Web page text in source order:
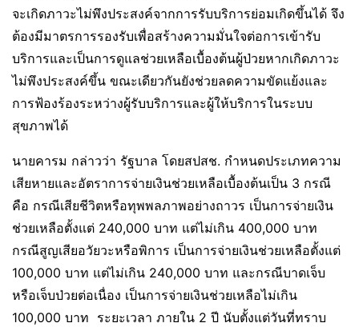
จะเกิดภาวะไม่พึงประสงค์จากการรับบริการย่อมเกิดขึ้นได้ จึง
ต้องมีมาตรการรองรับเพื่อสร้างความมั่นใจต่อการเข้ารับ
บริการและเป็นการดูแลช่วยเหลือเบื้องต้นผู้ป่วยหากเกิดภาวะ
ไม่พึงประสงค์ขึ้น ขณะเดียวกันยังช่วยลดความขัดแย้งและ
การฟ้องร้องระหว่างผู้รับบริการและผู้ให้บริการในระบบ
สุขภาพได้
นายคารม กล่าวว่า รัฐบาล โดยสปสช. กำหนดประเภทความ
เสียหายและอัตราการจ่ายเงินช่วยเหลือเบื้องต้นเป็น 3 กรณี
คือ กรณีเสียชีวิตหรือทุพพลภาพอย่างถาวร เป็นการจ่ายเงิน
ช่วยเหลือตั้งแต่ 240,000 บาท แต่ไม่เกิน 400,000 บาท
กรณีสูญเสียอวัยวะหรือพิการ เป็นการจ่ายเงินช่วยเหลือตั้งแต่
100,000 บาท แต่ไม่เกิน 240,000 บาท และกรณีบาดเจ็บ
หรือเจ็บป่วยต่อเนื่อง เป็นการจ่ายเงินช่วยเหลือไม่เกิน
100,000 บาท ระยะเวลา ภายใน 2 ปี นับตั้งแต่วันที่ทราบ